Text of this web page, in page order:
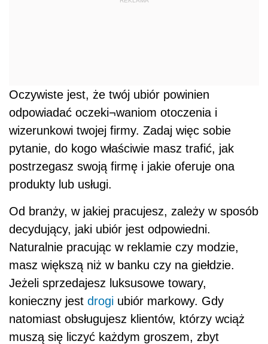
Oczywiste jest, że twój ubiór powinien
odpowiadać oczeki¬waniom otoczenia i
wizerunkowi twojej firmy. Zadaj więc sobie
pytanie, do kogo właściwie masz trafić, jak
postrzegasz swoją firmę i jakie oferuje ona
produkty lub usługi.
Od branży, w jakiej pracujesz, zależy w sposób
decydujący, jaki ubiór jest odpowiedni.
Naturalnie pracując w reklamie czy modzie,
masz większą niż w banku czy na giełdzie.
Jeżeli sprzedajesz luksusowe towary,
konieczny jest drogi ubiór markowy. Gdy
natomiast obsługujesz klientów, którzy wciąż
muszą się liczyć każdym groszem, zbyt